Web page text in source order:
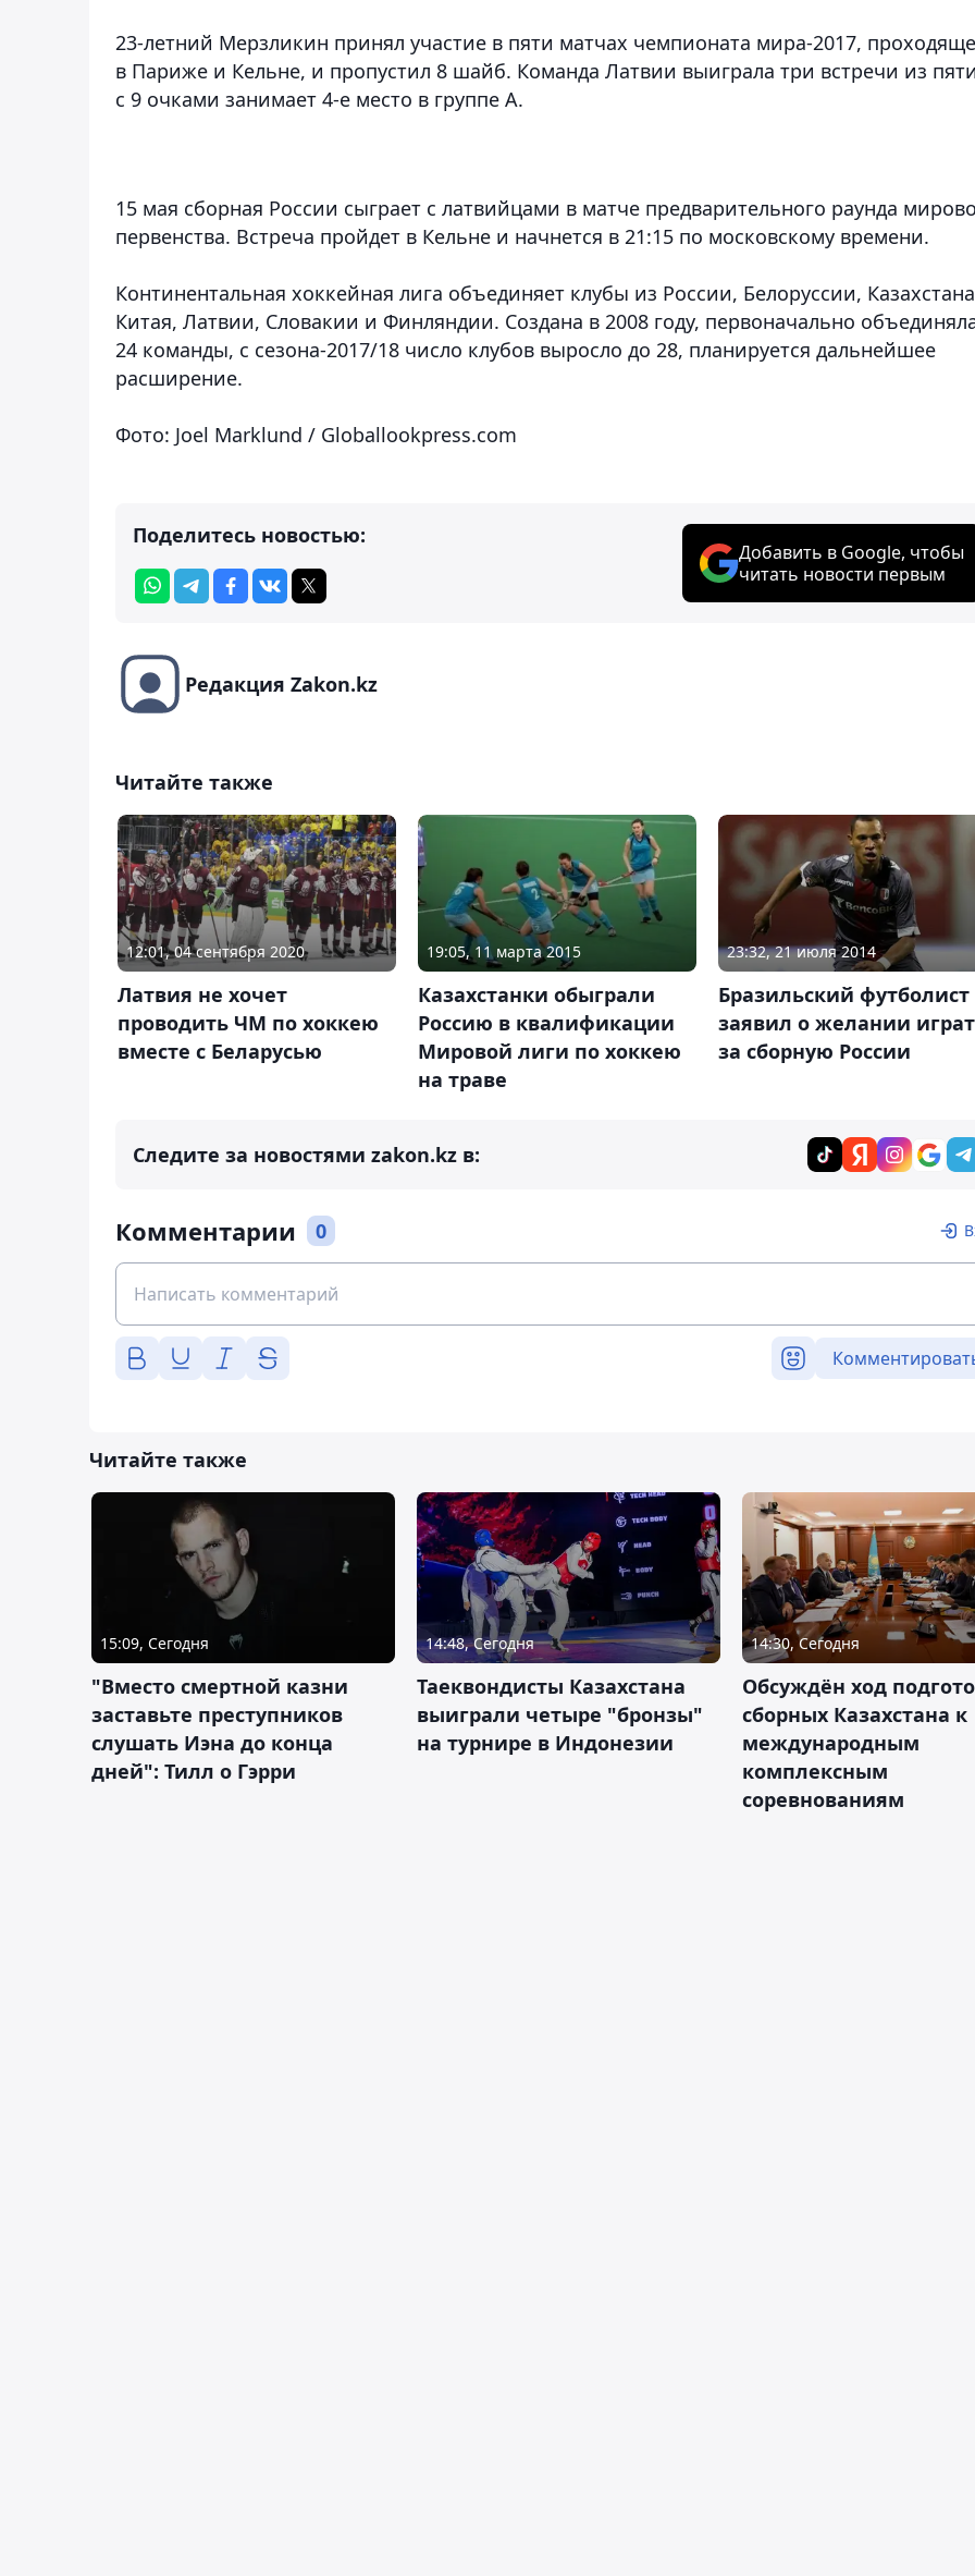
23-летний Мерзликин принял участие в пяти матчах чемпионата мира-2017,
в Париже и Кельне, и пропустил 8 шайб. Команда Латвии выиграла три встречи из
с 9 очками занимает 4-е место в группе А.
15 мая сборная России сыграет с латвийцами в матче предварительного раунда
первенства. Встреча пройдет в Кельне и начнется в 21:15 по московскому времени.
Континентальная хоккейная лига объединяет клубы из России, Белоруссии,
Китая, Латвии, Словакии и Финляндии. Создана в 2008 году, первоначально
24 команды, с сезона-2017/18 число клубов выросло до 28, планируется дальнейшее
расширение.
Фото: Joel Marklund / Globallookpress.com
Поделитесь новостью:
Добавить в Google, чтобы
читать новости первым
Редакция Zakon.kz
Читайте также
12:01, 04 сентября 2020
Латвия не хочет
проводить ЧМ по хоккею
вместе с Беларусью
19:05, 11 марта 2015
Казахстанки обыграли
Россию в квалификации
Мировой лиги по хоккею
на траве
23:32, 21 июля 2014
Бразильский футболист
заявил о желании
за сборную России
Следите за новостями zakon.kz в:
Комментарии 0
Читайте также
15:09, Сегодня
"Вместо смертной казни
заставьте преступников
слушать Иэна до конца
дней": Тилл о Гэрри
14:48, Сегодня
Таеквондисты Казахстана
выиграли четыре "бронзы"
на турнире в Индонезии
14:30, Сегодня
Обсуждён ход
сборных Казахстана к
международным
комплексным
соревнованиям